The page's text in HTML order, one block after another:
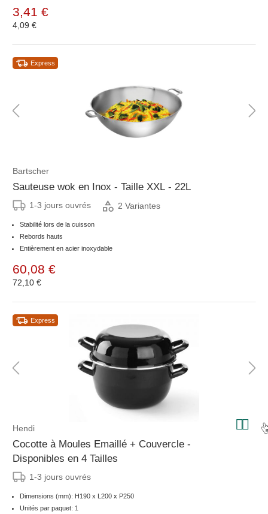
3,41 €
4,09 €
Express
Bartscher
Sauteuse wok en Inox - Taille XXL - 22L
1-3 jours ouvrés 2 Variantes
Stabilité lors de la cuisson
Rebords hauts
Entièrement en acier inoxydable
60,08 €
72,10 €
Express
Hendi
Cocotte à Moules Emaillé + Couvercle -
Disponibles en 4 Tailles
1-3 jours ouvrés
Dimensions (mm): H190 x L200 x P250
Unités par paquet: 1